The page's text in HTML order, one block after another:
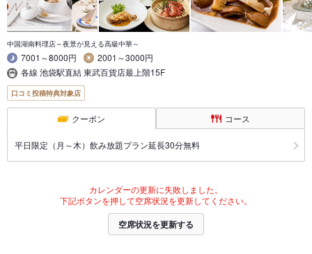
中国湖南料理店～夜景が見える高級中華～
7001～8000円
2001～3000円
各線 池袋駅直結 東武百貨店最上階15F
口コミ投稿特典対象店
クーポン コース
平日限定（月～木）飲み放題プラン延長30分無料
カレンダーの更新に失敗しました。
下記ボタンを押して空席状況を更新してください。
空席状況を更新する